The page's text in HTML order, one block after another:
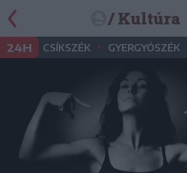
/ Kultúra
24H CSÍKSZÉK • GYERGYÓSZÉK